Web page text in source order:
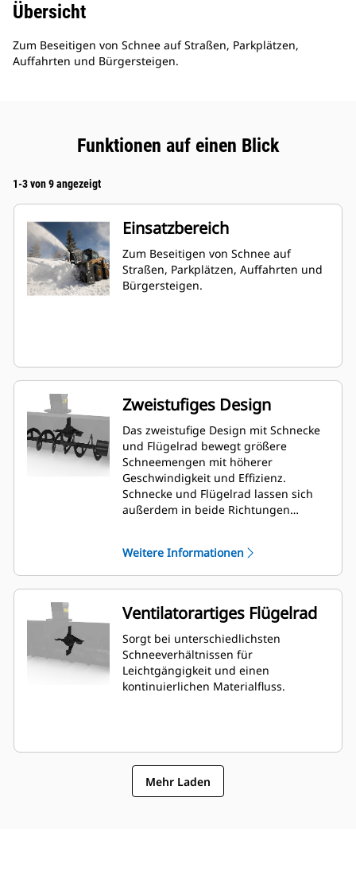
Übersicht
Zum Beseitigen von Schnee auf Straßen, Parkplätzen,
Auffahrten und Bürgersteigen.
Funktionen auf einen Blick
1-3 von 9 angezeigt
Einsatzbereich
Zum Beseitigen von Schnee auf
Straßen, Parkplätzen, Auffahrten und
Bürgersteigen.
Zweistufiges Design
Das zweistufige Design mit Schnecke
und Flügelrad bewegt größere
Schneemengen mit höherer
Geschwindigkeit und Effizienz.
Schnecke und Flügelrad lassen sich
außerdem in beide Richtungen
Maschine zu verlassen.
Weitere Informationen
Ventilatorartiges Flügelrad
Sorgt bei unterschiedlichsten
Schneeverhältnissen für
Leichtgängigkeit und einen
kontinuierlichen Materialfluss.
Mehr Laden